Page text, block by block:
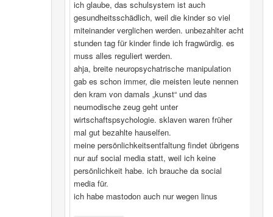
ich glaube, das schulsystem ist auch
gesundheitsschädlich, weil die kinder so viel
miteinander verglichen werden. unbezahlter acht
stunden tag für kinder finde ich fragwürdig. es
muss alles reguliert werden.
ahja, breite neuropsychatrische manipulation
gab es schon immer, die meisten leute nennen
den kram von damals „kunst“ und das
neumodische zeug geht unter
wirtschaftspsychologie. sklaven waren früher
mal gut bezahlte hauselfen.
meine persönlichkeitsentfaltung findet übrigens
nur auf social media statt, weil ich keine
persönlichkeit habe. ich brauche da social
media für.
ich habe mastodon auch nur wegen linus